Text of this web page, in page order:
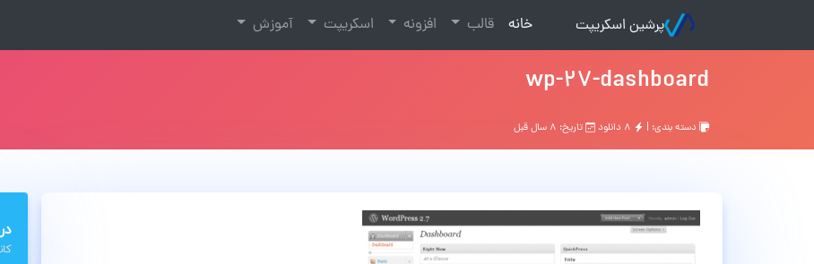
پرشین اسکریپت خانه
(current) قالب افزونه اسکریپت آموزش
wp-27-dashboard
دسته بندی: | تاریخ: ۸ سال قبل